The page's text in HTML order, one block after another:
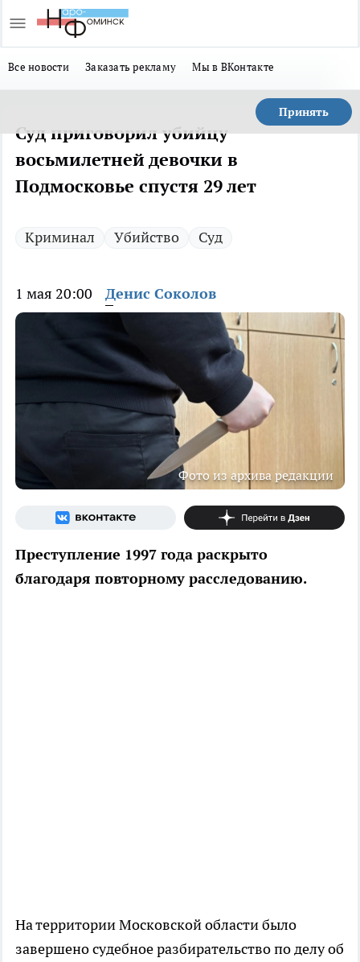
Все новости Заказать рекламу Мы в ВКонтакте
Принять
Суд приговорил убийцу
восьмилетней девочки в
Подмосковье спустя 29 лет
Криминал Убийство Суд
1 мая 20:00 Денис Соколов
Фото из архива редакции
Преступление 1997 года раскрыто
благодаря повторному расследованию.
На территории Московской области было
завершено судебное разбирательство по делу об